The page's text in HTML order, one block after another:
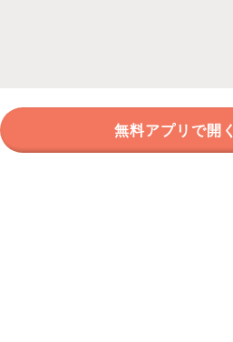
無料アプリで開く